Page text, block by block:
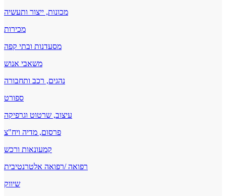
מכונות, ייצור ותעשיה
מכירות
מסעדנות ובתי קפה
משאבי אנוש
נהגים, רכב ותחבורה
ספורט
עיצוב, שרטוט וגרפיקה
פרסום, מדיה ויח"צ
קמעונאות ורכש
רפואה /רפואה אלטרנטיבית
שיווק